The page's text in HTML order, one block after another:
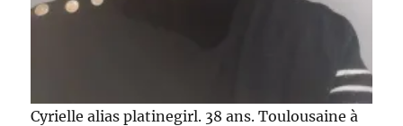
Cyrielle alias platinegirl. 38 ans. Toulousaine à